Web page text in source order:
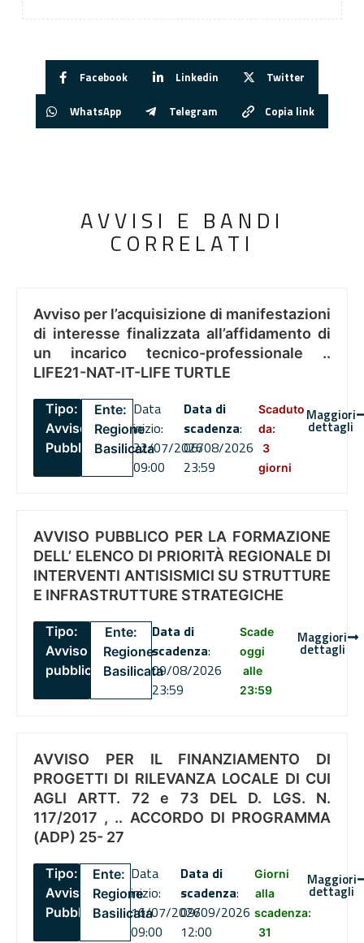
Facebook Linkedin Twitter
WhatsApp Telegram Copia link
AVVISI E BANDI
CORRELATI
Avviso per l’acquisizione di manifestazioni
di interesse finalizzata all’affidamento di
un incarico tecnico-professionale ..
LIFE21-NAT-IT-LIFE TURTLE
Tipo:
Avviso
Pubblico
Ente:
Regione
Basilicata
Data
inizio:
22/07/2026
09:00
Data di
scadenza:
06/08/2026
23:59
Scaduto
da:
3
giorni
Maggiori
dettagli
AVVISO PUBBLICO PER LA FORMAZIONE
DELL’ ELENCO DI PRIORITÀ REGIONALE DI
INTERVENTI ANTISISMICI SU STRUTTURE
E INFRASTRUTTURE STRATEGICHE
Tipo:
Avviso
pubblico
Ente:
Regione
Basilicata
Data di
scadenza:
09/08/2026
23:59
Scade
oggi
alle
23:59
Maggiori
dettagli
AVVISO PER IL FINANZIAMENTO DI
PROGETTI DI RILEVANZA LOCALE DI CUI
AGLI ARTT. 72 e 73 DEL D. LGS. N.
117/2017 , .. ACCORDO DI PROGRAMMA
(ADP) 25- 27
Tipo:
Avviso
Pubblico
Ente:
Regione
Basilicata
Data
inizio:
16/07/2026
09:00
Data di
scadenza:
09/09/2026
12:00
Giorni
alla
scadenza:
31
Maggiori
dettagli